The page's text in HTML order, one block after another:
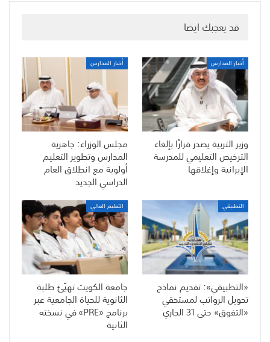
قد يعجبك ايضا
أخبار المدارس
وزير التربية يصدر قرارًا بإلغاء
الترخيص التعليمي للمدرسة
الإيرانية وإغلاقها
أخبار المدارس
مجلس الوزراء: جاهزية
المدارس وتطوير التعليم
أولوية مع انطلاق العام
الدراسي الجديد
التطبيقي
«التطبيقي»: تقديم نماذج
تحويل الرواتب لمستحقي
«التفوق» حتى 31 الجاري
التعليم العالي
جامعة الكويت تهيّئ طلبة
الثانوية للحياة الجامعية عبر
برنامج «PRE» في نسخته
الثانية